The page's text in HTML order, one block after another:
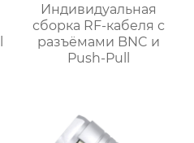
Индивидуальная
сборка RF-кабеля с
разъёмами BNC и
Push-Pull